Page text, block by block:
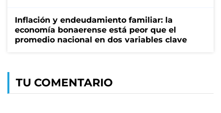
Inflación y endeudamiento familiar: la
economía bonaerense está peor que el
promedio nacional en dos variables clave
TU COMENTARIO